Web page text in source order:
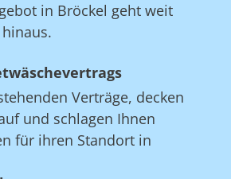
in Bröckel geht weit
Verträge, decken
und schlagen Ihnen
für ihren Standort in